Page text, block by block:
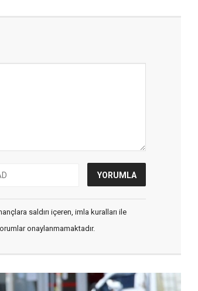
saldırı içeren, imla kuralları ile
onaylanmamaktadır.